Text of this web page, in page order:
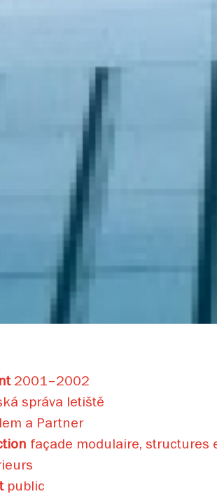
2001–2002
správa letiště
a Partner
façade modulaire, structures
public